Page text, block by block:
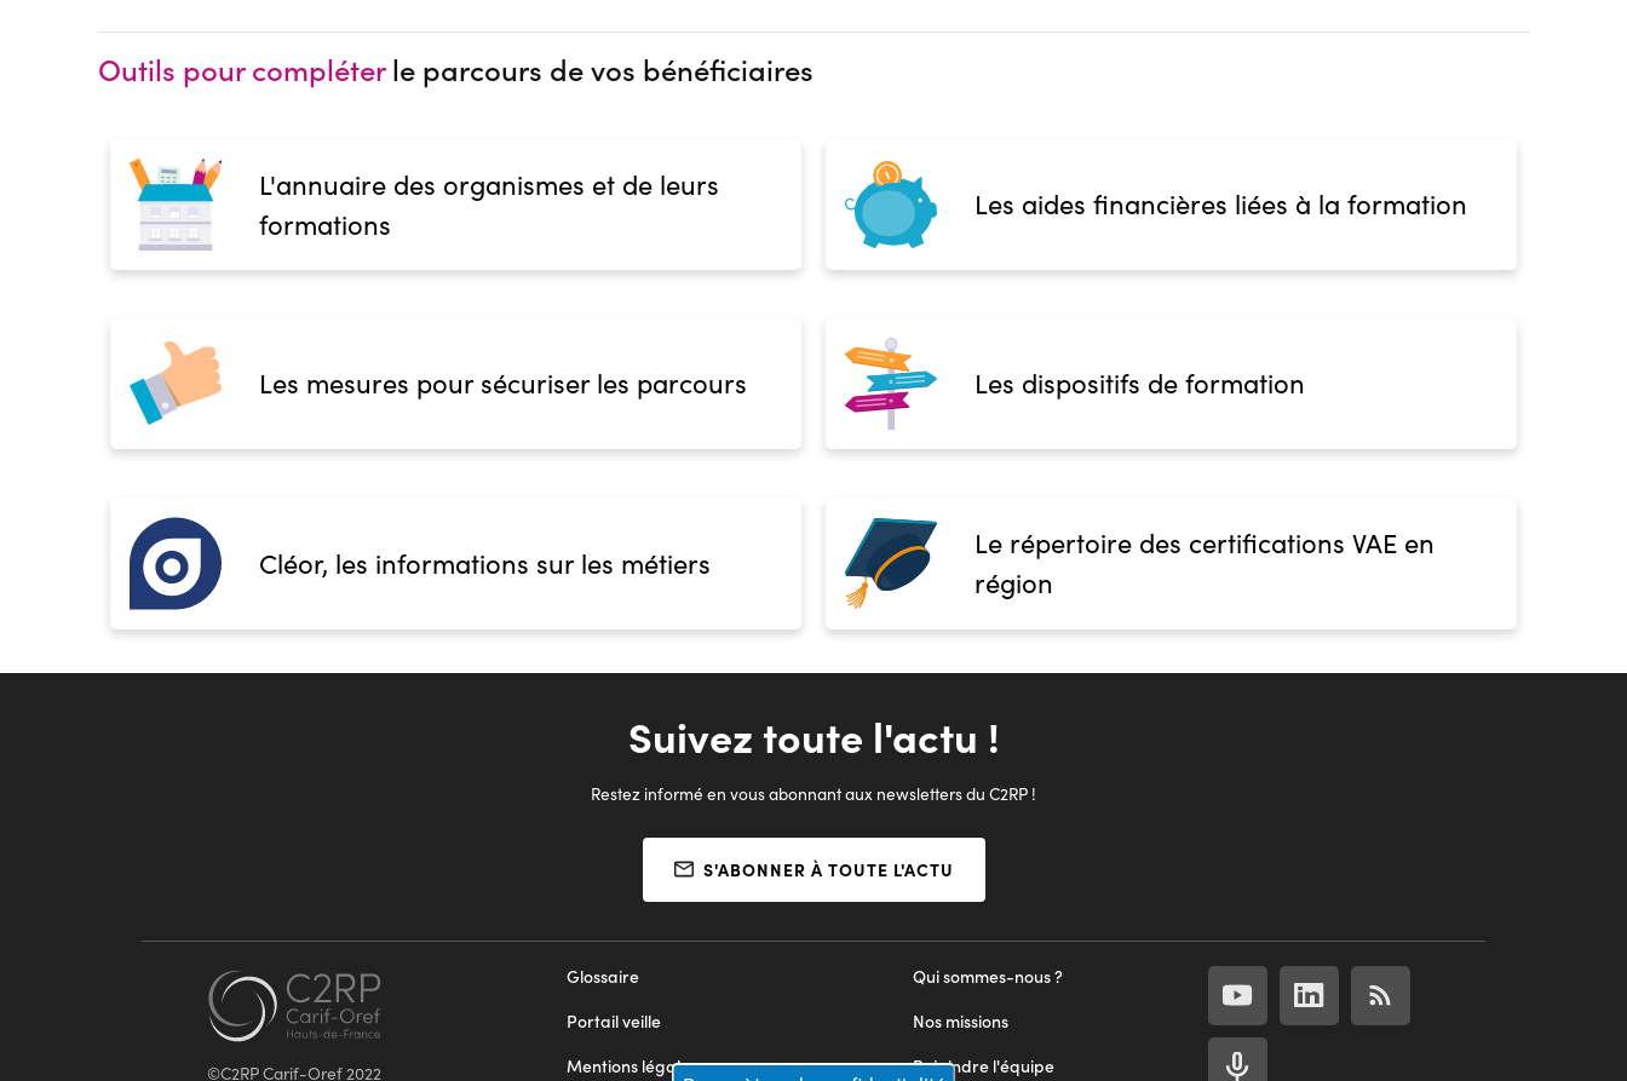
Outils pour compléterle parcours de vos bénéficiaires
L'annuaire des organismes et de leurs
formations
Les aides financières liées à la formation
Les mesures pour sécuriser les parcours Les dispositifs de formation
Cléor, les informations sur les métiers
Le répertoire des certifications VAE en
région
Suivez toute l'actu !
Restez informé en vous abonnant aux newsletters du C2RP !
S'ABONNER À TOUTE L'ACTU
©C2RP Carif-Oref 2022
Qui sommes-nous ?
Nos missions
Rejoindre l'équipe
Glossaire
Portail veille
Mentions légales